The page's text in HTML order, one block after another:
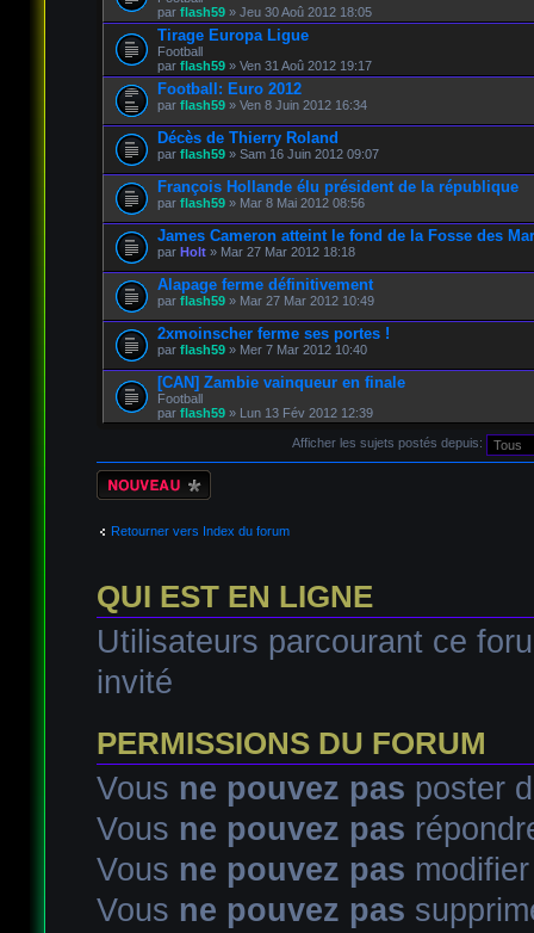
par flash59» Jeu 30 Aoû 2012 18:05
Tirage Europa Ligue
Football
par flash59» Ven 31 Aoû 2012 19:17
Football: Euro 2012
par flash59» Ven 8 Juin 2012 16:34
Décès de Thierry Roland
par flash59» Sam 16 Juin 2012 09:07
François Hollande élu président de la république
par flash59» Mar 8 Mai 2012 08:56
James Cameron atteint le fond de la Fosse des
par Holt» Mar 27 Mar 2012 18:18
Alapage ferme définitivement
par flash59» Mar 27 Mar 2012 10:49
2xmoinscher ferme ses portes !
par flash59» Mer 7 Mar 2012 10:40
[CAN] Zambie vainqueur en finale
Football
par flash59» Lun 13 Fév 2012 12:39
Afficher les sujets postés depuis:
Écrire un nouveau
sujet
Retourner vers Index du forum
QUI EST EN LIGNE
Utilisateurs parcourant ce
invité
PERMISSIONS DU FORUM
Vous ne pouvez pas poster
Vous ne pouvez pas
Vous ne pouvez pas
Vous ne pouvez pas